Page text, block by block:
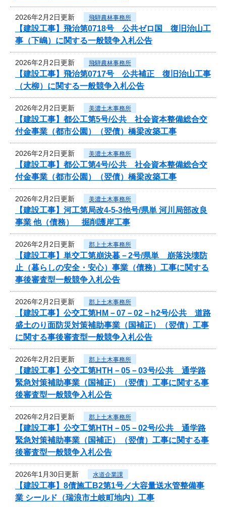
2026年2月2日更新 飛騨農林事務所
【建設工事】飛治第0718号 公共ゼロ国 復旧治山工
事（下嶋）に関する一般競争入札公告
2026年2月2日更新 飛騨農林事務所
【建設工事】飛治第0717号 公共補正 復旧治山工事
（大柳）に関する一般競争入札公告
2026年2月2日更新 美濃土木事務所
【建設工事】都公工第5号/公共 社会資本整備総合交
付金事業（都市公園）（翌債）橋梁改築工事
2026年2月2日更新 美濃土木事務所
【建設工事】都公工第4号/公共 社会資本整備総合交
付金事業（都市公園）（翌債）橋梁改築工事
2026年2月2日更新 美濃土木事務所
【建設工事】河工第局改4-5-3他号/県単 河川局部改良
事業 他（債務） 掘削護岸工事
2026年2月2日更新 郡上土木事務所
【建設工事】単交工第崩決暮－2号/県単 崩落決壊防
止（暮らしの安全・安心）事業（債務）工事に関する
事後審査型一般競争入札公告
2026年2月2日更新 郡上土木事務所
【建設工事】公交工第HM－07－02－h2号/公共 道路
盛土のり面防災対策補助事業（国補正）（翌債）工事
に関する事後審査型一般競争入札公告
2026年2月2日更新 郡上土木事務所
【建設工事】公交工第HTH－05－03号/公共 通学路
緊急対策補助事業（国補正）（翌債）工事に関する事
後審査型一般競争入札公告
2026年2月2日更新 郡上土木事務所
【建設工事】公交工第HTH－05－02号/公共 通学路
緊急対策補助事業（国補正）（翌債）工事に関する事
後審査型一般競争入札公告
2026年1月30日更新 水道企業課
【建設工事】8債施工B2第1号／大容量送水管整備事
業 シールド（瑞浪市土岐町地内）工事